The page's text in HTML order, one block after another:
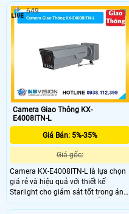
quét 360° zoom quang 25X và công
nghệ Starlight cho hình ảnh sắc nét
trong điều kiện ánh sáng cực thấp.
100m và đèn LED màu 50m.
Camera Giao Thông KX-
E4008ITN-L
Giá Bán: 5%-35%
Giá gốc:
Camera KX-E4008ITN-L là lựa chọn
giá rẻ và hiệu quả với thiết kế
Starlight cho giám sát tốt trong ánh
sáng yếu. Có cấu hình IP, hỗ trợ thẻ
649